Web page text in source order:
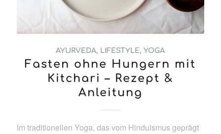
AYURVEDA, LIFESTYLE,YOGA
Fasten ohne Hungern mit
Kitchari – Rezept &
Anleitung
Im traditionellen Yoga, das vom Hinduismus geprägt